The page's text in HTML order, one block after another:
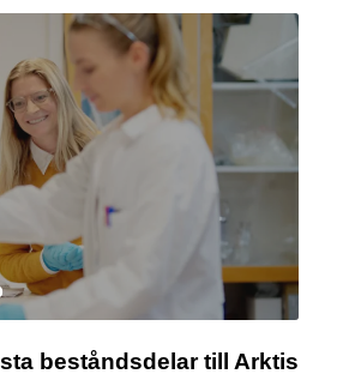
beståndsdelar till Arktis